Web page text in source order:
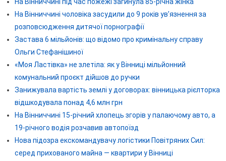
На Вінниччині під час пожежі загинула 85-річна жінка
На Вінниччині чоловіка засудили до 9 років ув’язнення за
розповсюдження дитячої порнографії
Застава 6 мільйонів: що відомо про кримінальну справу
Ольги Стефанішиної
«Моя Ластівка» не злетіла: як у Вінниці мільйонний
комунальний проєкт дійшов до ручки
Занижувала вартість землі у договорах: вінницька рієлторка
відшкодувала понад 4,6 млн грн
На Вінниччині 15-річний хлопець згорів у палаючому авто, а
19-річного водія розчавив автопоїзд
Нова підозра екскомандувачу логістики Повітряних Сил:
серед прихованого майна — квартири у Вінниці